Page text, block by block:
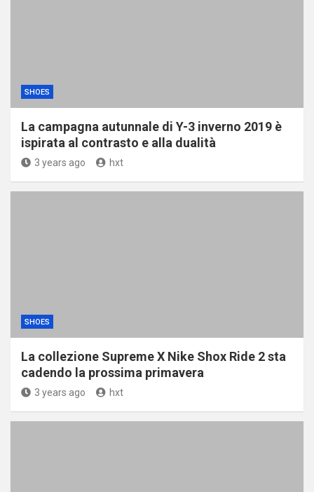
SHOES
La campagna autunnale di Y-3 inverno 2019 è
ispirata al contrasto e alla dualità
3 years ago hxt
SHOES
La collezione Supreme X Nike Shox Ride 2 sta
cadendo la prossima primavera
3 years ago hxt